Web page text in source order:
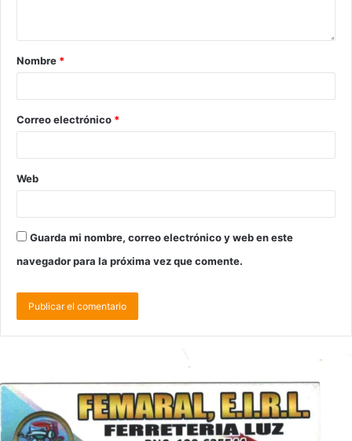
Nombre *
Correo electrónico *
Web
Guarda mi nombre, correo electrónico y web en este
navegador para la próxima vez que comente.